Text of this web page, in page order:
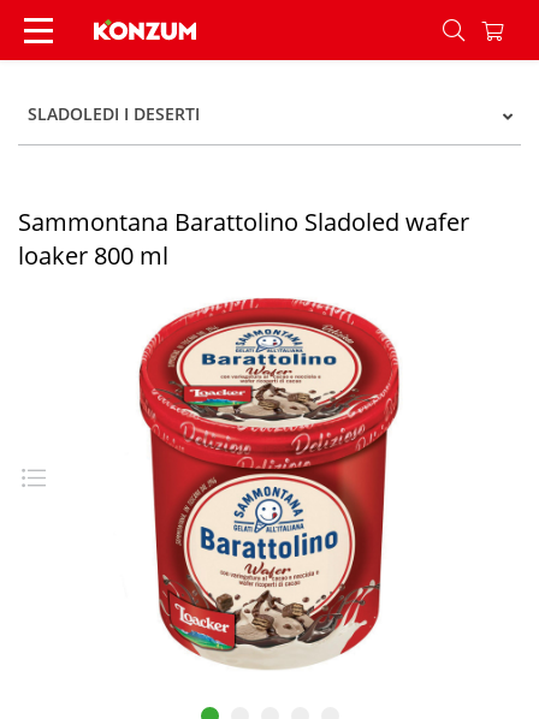
Sammontana Barattolino Sladoled wafer loaker
SLADOLEDI I DESERTI
Sammontana Barattolino Sladoled wafer
loaker 800 ml